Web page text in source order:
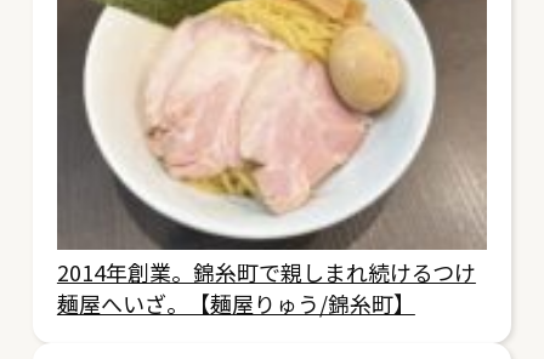
2014年創業。錦糸町で親しまれ続けるつけ
麺屋へいざ。【麺屋りゅう/錦糸町】